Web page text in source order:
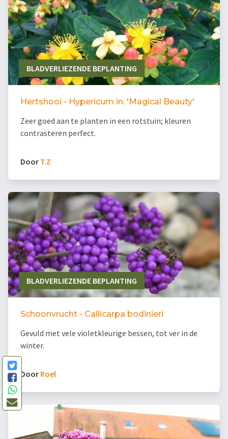
BLADVERLIEZENDE BEPLANTING
Hertshooi - Hypericum in. 'Magical Beauty'
Zeer goed aan te planten in een rotstuin; kleuren
contrasteren perfect.
Door T.Z
BLADVERLIEZENDE BEPLANTING
Schoonvrucht - Callicarpa bodinieri
Gevuld met vele violetkleurige bessen, tot ver in de
winter.
Door Roel